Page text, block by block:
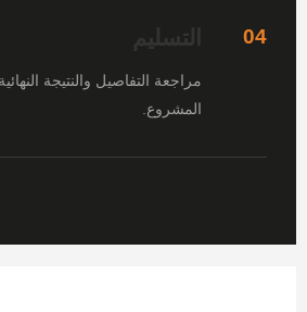
04 التسليم
مراجعة التفاصيل والنتيجة
المشروع.